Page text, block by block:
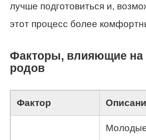
лучше подготовиться и,
этот процесс более
Факторы, влияющие на
родов
Фактор